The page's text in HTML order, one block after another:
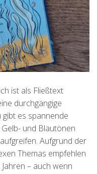
ist als Fließtext
durchgängige
es spannende
und Blautönen
Aufgrund der
Themas empfehlen
– auch wenn